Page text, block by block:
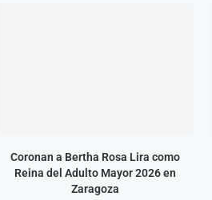
Coronan a Bertha Rosa Lira como
Reina del Adulto Mayor 2026 en
Zaragoza